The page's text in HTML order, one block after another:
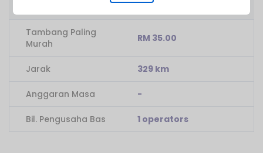
Tambang Paling
Murah
RM 35.00
Jarak 329 km
Anggaran Masa -
Bil. Pengusaha Bas 1 operators